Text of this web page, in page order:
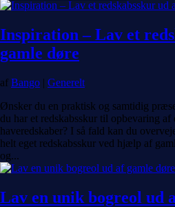
Inspiration – Lav et
gamle døre
af Bango | Generelt
Ønsker du en praktisk og samtidig
du har et redskabsskur til opbevaring
haveredskaber? I så fald kan du
helt eget redskabsskur ved hjælp af
og...
Lav en unik bogreol ud